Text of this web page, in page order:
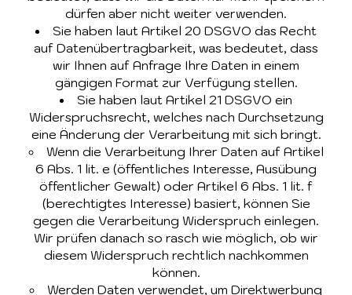
dürfen aber nicht weiter verwenden.
Sie haben laut Artikel 20 DSGVO das Recht
auf Datenübertragbarkeit, was bedeutet, dass
wir Ihnen auf Anfrage Ihre Daten in einem
gängigen Format zur Verfügung stellen.
Sie haben laut Artikel 21 DSGVO ein
Widerspruchsrecht, welches nach Durchsetzung
eine Änderung der Verarbeitung mit sich bringt.
Wenn die Verarbeitung Ihrer Daten auf Artikel
6 Abs. 1 lit. e (öffentliches Interesse, Ausübung
öffentlicher Gewalt) oder Artikel 6 Abs. 1 lit. f
(berechtigtes Interesse) basiert, können Sie
gegen die Verarbeitung Widerspruch einlegen.
Wir prüfen danach so rasch wie möglich, ob wir
diesem Widerspruch rechtlich nachkommen
können.
Werden Daten verwendet, um Direktwerbung